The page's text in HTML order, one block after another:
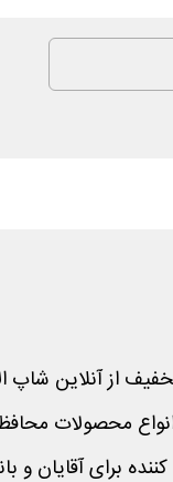
از آنلاین شاپ
محصولات
برای آقایان و